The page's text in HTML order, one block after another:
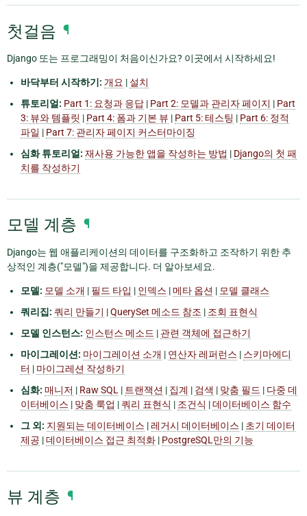
첫걸음 ¶
Django 또는 프로그래밍이 처음이신가요? 이곳에서 시작하세요!
바닥부터 시작하기: 개요 |설치
튜토리얼: Part 1: 요청과 응답 | Part 2: 모델과 관리자 페이지 | Part
3: 뷰와 템플릿 | Part 4: 폼과 기본 뷰 | Part 5: 테스팅 | Part 6: 정적
파일 | Part 7: 관리자 페이지 커스터마이징
심화 튜토리얼: 재사용 가능한 앱을 작성하는 방법 | Django의 첫 패
치를 작성하기
모델 계층 ¶
Django는 웹 애플리케이션의 데이터를 구조화하고 조작하기 위한 추
상적인 계층("모델")을 제공합니다. 더 알아보세요.
모델: 모델 소개 | 필드 타입 | 인덱스 |메타 옵션 | 모델 클래스
쿼리집: 쿼리 만들기 |QuerySet 메소드 참조 | 조회 표현식
모델 인스턴스: 인스턴스 메소드 | 관련 객체에 접근하기
마이그레이션: 마이그레이션 소개 | 연산자 레퍼런스 | 스키마에디
터 | 마이그레션 작성하기
심화: 매니저 | Raw SQL | 트랜잭션 | 집계 | 검색 | 맞춤 필드 | 다중 데
이터베이스 | 맞춤 룩업 |쿼리 표현식 | 조건식 |데이터베이스 함수
그 외: 지원되는 데이터베이스 |레거시 데이터베이스 | 초기 데이터
제공 |데이터베이스 접근 최적화 | PostgreSQL만의 기능
뷰 계층 ¶